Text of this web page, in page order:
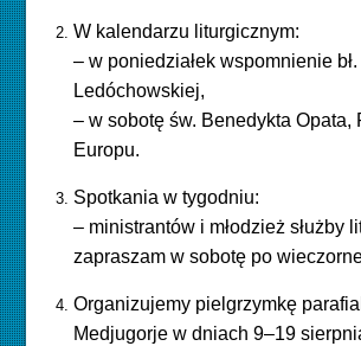
W kalendarzu liturgicznym:
– w poniedziałek wspomnienie
Ledóchowskiej,
– w sobotę św. Benedykta Opata,
Europu.
Spotkania w tygodniu:
– ministrantów i młodzież służby
zapraszam w sobotę po
Organizujemy pielgrzymkę
Medjugorje w dniach 9–19